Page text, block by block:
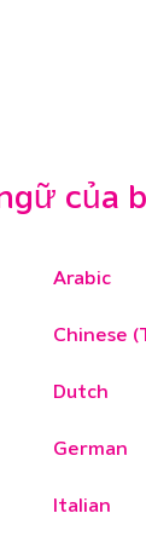
của
Arabic
Chinese
Dutch
German
Italian